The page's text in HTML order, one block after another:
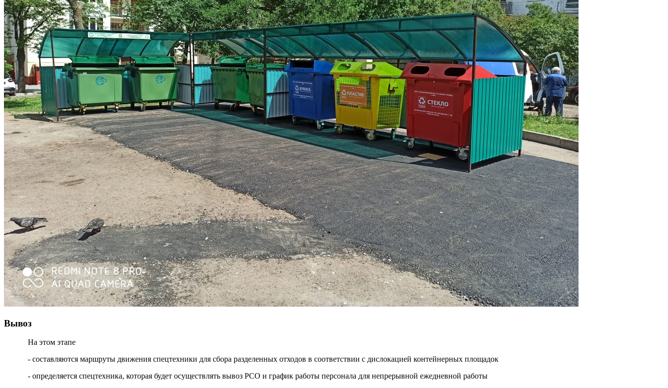
Вывоз
На этом этапе
- составляются маршруты движения спецтехники для сбора разделенных отходов в соответствии с дислокацией контейнерных площадок
- определяется спецтехника, которая будет осуществлять вывоз РСО и график работы персонала для непрерывной ежедневной работы